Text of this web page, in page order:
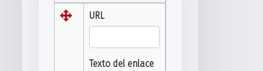
URL
Texto del enlace